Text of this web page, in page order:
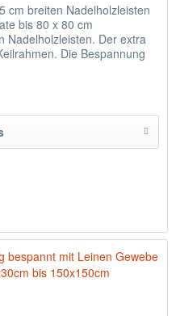
cm breiten Nadelholzleisten
bis 80 x 80 cm
Nadelholzleisten. Der extra
Die Bespannung